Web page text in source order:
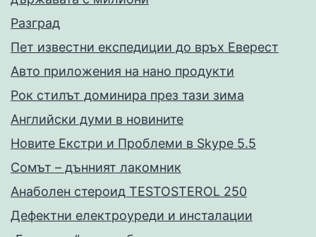
Разград
Пет известни експедиции до връх Еверест
Авто приложения на нано продукти
Рок стилът доминира през тази зима
Английски думи в новините
Новите Екстри и Проблеми в Skype 5.5
Сомът – дънният лакомник
Анаболен стероид TESTOSTEROL 250
Дефектни електроуреди и инсталации